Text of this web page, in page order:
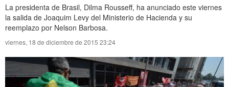
La presidenta de Brasil, Dilma Rousseff, ha anunciado este viernes
la salida de Joaquim Levy del Ministerio de Hacienda y su
reemplazo por Nelson Barbosa.
viernes, 18 de diciembre de 2015 23:24